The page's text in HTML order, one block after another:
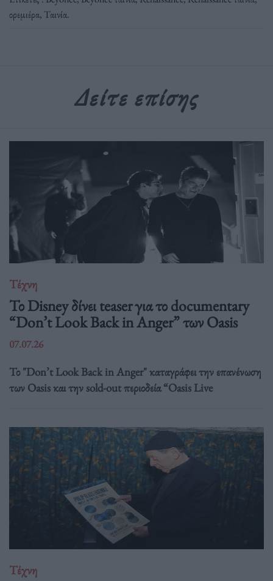
ορεμιέρα, Ταινία.
Δείτε επίσης
Τέχνη
Το Disney δίνει teaser για το documentary
“Don’t Look Back in Anger” των Oasis
07.07.26
Το "Don’t Look Back in Anger" καταγράφει την επανένωση
των Oasis και την sold-out περιοδεία “Oasis Live
Τέχνη